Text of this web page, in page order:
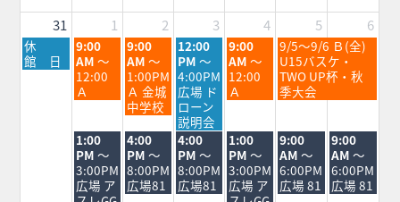
2026
2026
31 1 2 3 4 5 6
月
曜
日,
休
館 日
火
曜
日,
9
月
2026
9:00
AM ～
12:00
Ａ
水
曜
日,
9
月
2nd
2026
9:00
AM ～
1:00PM
Ａ 金城
中学校
木
曜
日,
9
月
3rd
2026
12:00
PM ～
4:00PM
広場 ド
ローン
説明会
金
曜
日,
9
月
2026
9:00
AM ～
12:00
Ａ
土
曜
日,
9
月
2026
9/5～9/6 Ｂ(全)
U15バスケ・
TWO UP杯・秋
季大会
火
曜
日,
9
1:00
PM ～
3:00PM
広場 ア
水
曜
日,
9
4:00
PM ～
8:00PM
広場81
木
曜
日,
9
4:00
PM ～
8:00PM
広場81
金
曜
日,
9
1:00
PM ～
3:00PM
広場 ア
土
曜
日,
9
9:00
AM ～
6:00PM
広場 81
日
曜
日,
9
9:00
AM ～
6:00PM
広場 81